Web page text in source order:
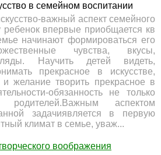
в семейном воспитании
важный аспект семейного
ребенок впервые приобщается кв
начинают формироваться его
чувства, вкусы,
Научить детей видеть,
прекрасное в искусстве,
и желание творить прекрасное в
обязанность не только
аспектом
задачиявляется в первую
климат в семье, уваж...
воображения